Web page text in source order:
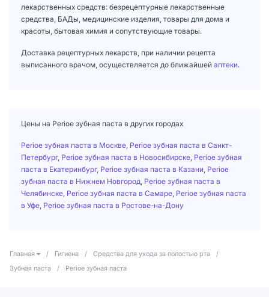
лекарственных средств: безрецептурные лекарственные
средства, БАДы, медицинские изделия, товары для дома и
красоты, бытовая химия и сопутствующие товары.
Доставка рецептурных лекарств, при наличии рецепта
выписанного врачом, осуществляется до ближайшей аптеки.
Цены на Perioe зубная паста в других городах
Perioe зубная паста в Москве Perioe зубная паста в Санкт-
Петербург, Perioe зубная паста в Новосибирске Perioe зубная
паста в Екатеринбург, Perioe зубная паста в Казани Perioe
зубная паста в Нижнем Новгород Perioe зубная паста в
Челябинске Perioe зубная паста в Самаре Perioe зубная паста
в Уфе Perioe зубная паста в Ростове-на-Дону
Главная / Гигиена / Средства для ухода за полостью рта
/
Зубная паста
/ Perioe зубная паста